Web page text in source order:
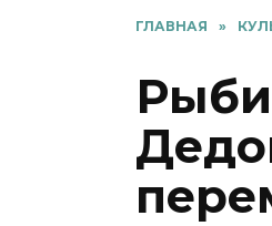
ГЛАВНАЯ »